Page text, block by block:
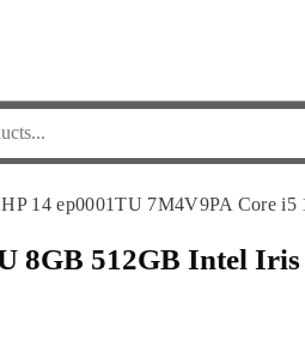
HP 14 ep0001TU 7M4V9PA Core
8GB 512GB Intel Iris